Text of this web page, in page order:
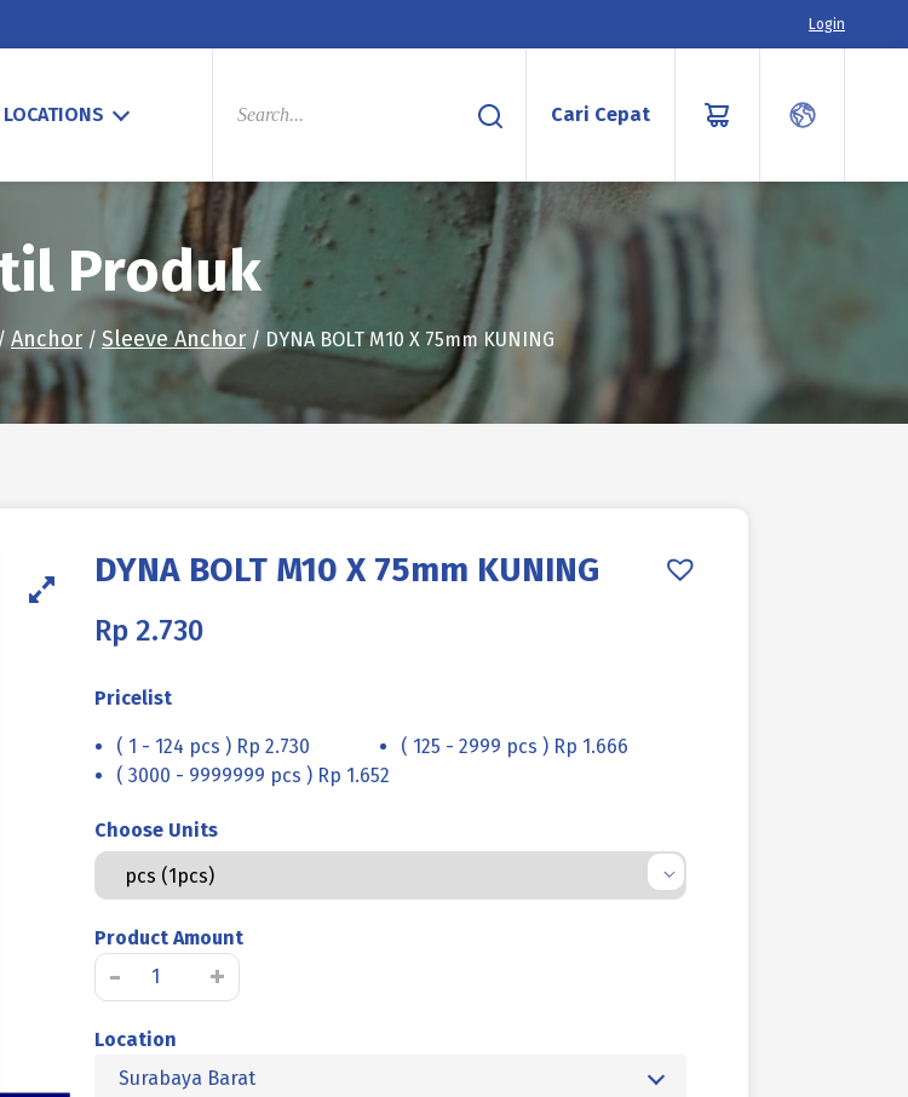
Login
LOCATIONS
PRODUCTS
Cari Cepat
Produk
/ Anchor / Sleeve Anchor / DYNA BOLT M10 X 75mm KUNING
DYNA BOLT M10 X 75mm KUNING
Rp 2.730
Pricelist
( 1 - 124 pcs ) Rp 2.730
( 125 - 2999 pcs ) Rp 1.666
( 3000 - 9999999 pcs ) Rp 1.652
Choose Units
Product Amount
-
Kuantitas
DYNA
BOLT
X
+
Location
Surabaya Barat